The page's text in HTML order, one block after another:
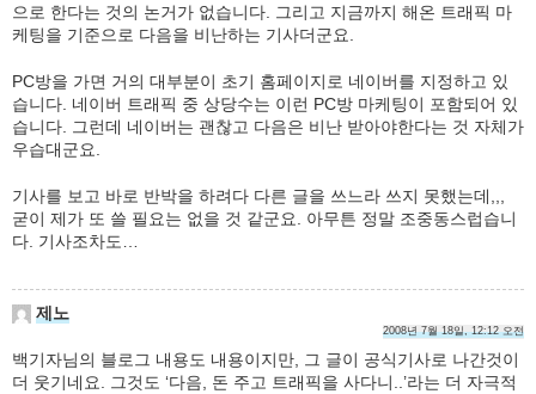
으로 한다는 것의 논거가 없습니다. 그리고 지금까지 해온 트래픽 마
케팅을 기준으로 다음을 비난하는 기사더군요.
PC방을 가면 거의 대부분이 초기 홈페이지로 네이버를 지정하고 있
습니다. 네이버 트래픽 중 상당수는 이런 PC방 마케팅이 포함되어 있
습니다. 그런데 네이버는 괜찮고 다음은 비난 받아야한다는 것 자체가
우습대군요.
기사를 보고 바로 반박을 하려다 다른 글을 쓰느라 쓰지 못했는데,,,
굳이 제가 또 쓸 필요는 없을 것 같군요. 아무튼 정말 조중동스럽습니
다. 기사조차도…
제노
2008년 7월 18일, 12:12 오전
백기자님의 블로그 내용도 내용이지만, 그 글이 공식기사로 나간것이
더 웃기네요. 그것도 ‘다음, 돈 주고 트래픽을 사다니..’라는 더 자극적